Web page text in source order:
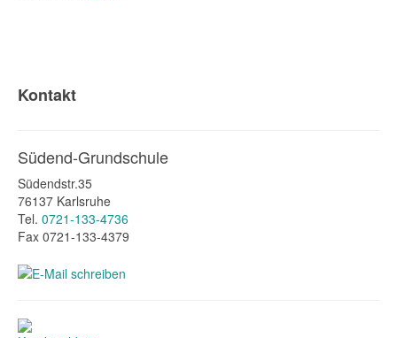
Kontakt
Südend-Grundschule
Südendstr.35
76137 Karlsruhe
Tel. 0721-133-4736
Fax 0721-133-4379